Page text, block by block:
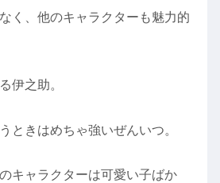
く、他のキャラクターも魅力的
伊之助。
ときはめちゃ強いぜんいつ。
キャラクターは可愛い子ばか